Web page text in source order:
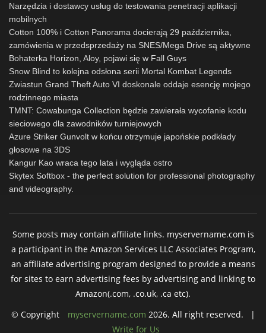
Narzędzia i dostawcy usług do testowania penetracji aplikacji
mobilnych
Cotton 100% i Cotton Panorama docierają 29 października,
zamówienia w przedsprzedaży na SNES/Mega Drive są aktywne
Bohaterka Horizon, Aloy, pojawi się w Fall Guys
Snow Blind to kolejna odsłona serii Mortal Kombat Legends
Zwiastun Grand Theft Auto VI doskonale oddaje esencję mojego
rodzinnego miasta
TMNT: Cowabunga Collection będzie zawierała wycofanie kodu
sieciowego dla zawodników turniejowych
Azure Striker Gunvolt w końcu otrzymuje japońskie podkłady
głosowe na 3DS
Kangur Kao wraca tego lata i wygląda ostro
Skytex Softbox - the perfect solution for professional photography
and videography.
Some posts may contain affiliate links. myservername.com is
a participant in the Amazon Services LLC Associates Program,
an affiliate advertising program designed to provide a means
for sites to earn advertising fees by advertising and linking to
Amazon(.com, .co.uk, .ca etc).
© Copyright
myservername.com 2026. All right reserved. |
Write for Us